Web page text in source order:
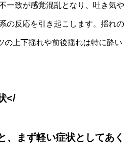
一致が感覚混乱となり、吐き気や
の反応を引き起こします。揺れの
の上下揺れや前後揺れは特に酔い
</
、まず軽い症状としてあく